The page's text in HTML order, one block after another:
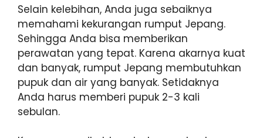
Selain kelebihan, Anda juga sebaiknya
memahami kekurangan rumput Jepang.
Sehingga Anda bisa memberikan
perawatan yang tepat. Karena akarnya kuat
dan banyak, rumput Jepang membutuhkan
pupuk dan air yang banyak. Setidaknya
Anda harus memberi pupuk 2-3 kali
sebulan.